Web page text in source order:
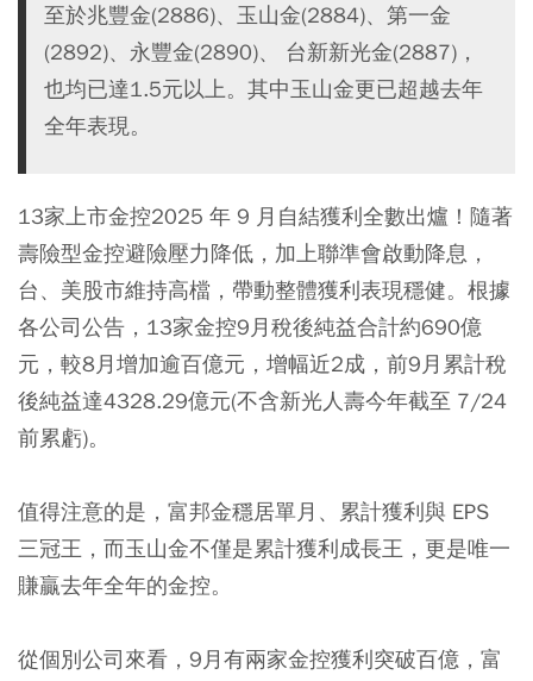
至於兆豐金(2886)、玉山金(2884)、第一金
(2892)、永豐金(2890)、 台新新光金(2887)，
也均已達1.5元以上。其中玉山金更已超越去年
全年表現。
13家上市金控2025 年 9 月自結獲利全數出爐！隨著
壽險型金控避險壓力降低，加上聯準會啟動降息，
台、美股市維持高檔，帶動整體獲利表現穩健。根據
各公司公告，13家金控9月稅後純益合計約690億
元，較8月增加逾百億元，增幅近2成，前9月累計稅
後純益達4328.29億元(不含新光人壽今年截至 7/24
前累虧)。
值得注意的是，富邦金穩居單月、累計獲利與 EPS
三冠王，而玉山金不僅是累計獲利成長王，更是唯一
賺贏去年全年的金控。
從個別公司來看，9月有兩家金控獲利突破百億，富